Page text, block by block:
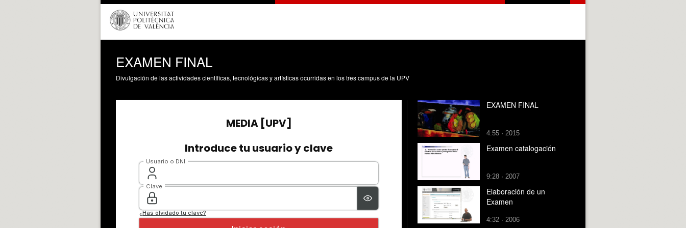
EXAMEN FINAL
Divulgación de las actividades científicas, tecnológicas y artísticas ocurridas en los tres campus de la UPV
EXAMEN FINAL
4:55 · 2015
Examen catalogación
9:28 · 2007
Elaboración de un
Examen
4:32 · 2006